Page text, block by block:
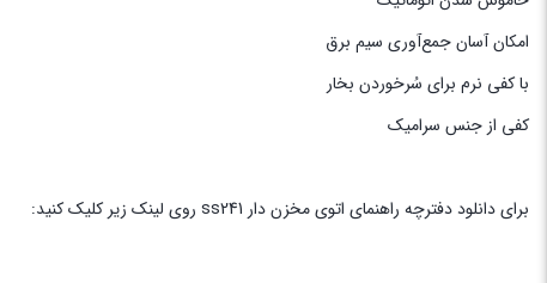
امکان آسان جمع‌آوری سیم برق
با کفی نرم برای سُرخوردن بخار
کفی از جنس سرامیک
برای دانلود دفترچه راهنمای اتوی مخزن دار ss241 روی لینک زیر کلیک کنید: